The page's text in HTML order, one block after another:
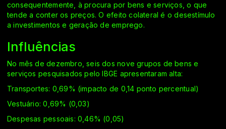
consequentemente, à procura por bens e serviços, o que
tende a conter os preços. O efeito colateral é o desestímulo
a investimentos e geração de emprego.
Influências
No mês de dezembro, seis dos nove grupos de bens e
serviços pesquisados pelo IBGE apresentaram alta:
Transportes: 0,69% (impacto de 0,14 ponto percentual)
Vestuário: 0,69% (0,03)
Despesas pessoais: 0,46% (0,05)